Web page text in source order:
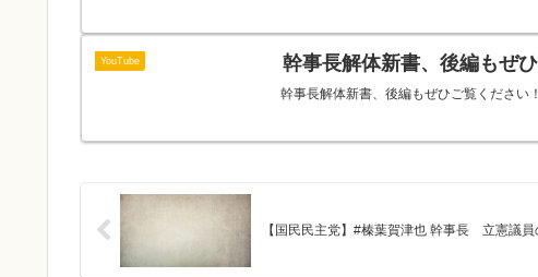
YouTube 幹事長解体新書、後編もぜ
幹事長解体新書、後編もぜひご覧ください
【国民民主党】#榛葉賀津也 幹事長 立憲議